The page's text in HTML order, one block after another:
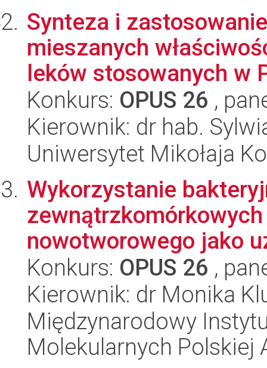
Synteza i
mieszanych
leków stosowanych w
Konkurs: OPUS 26 ,
Kierownik: dr hab.
Uniwersytet Mikołaja
Wykorzystanie
nowotworowego jako
Konkurs: OPUS 26 ,
Kierownik: dr Monika
Międzynarodowy
Molekularnych Polskiej